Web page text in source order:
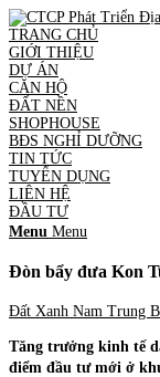
TRANG CHỦ
GIỚI THIỆU
DỰ ÁN
CĂN HỘ
ĐẤT NỀN
SHOPHOUSE
BĐS NGHỈ DƯỠNG
TIN TỨC
TUYỂN DỤNG
LIÊN HỆ
ĐẦU TƯ
Menu Menu
Đòn bẩy đưa Kon
Đất Xanh Nam Trung
Tăng trưởng kinh tế
điểm đầu tư mới ở